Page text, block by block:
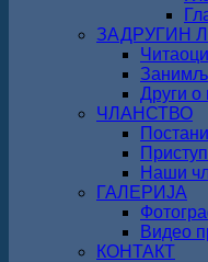
ЗАДРУГИН
Други о
ЧЛАНСТВО
Наши
ГАЛЕРИЈА
Видео
КОНТАКТ